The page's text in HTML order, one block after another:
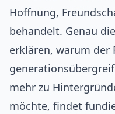
Hoffnung,
behandelt. Genau
erklären, warum der
mehr zu
möchte, findet